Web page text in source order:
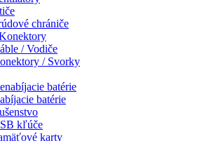
chrániče
/ Vodiče
/ Svorky
batérie
batérie
kľúče
karty